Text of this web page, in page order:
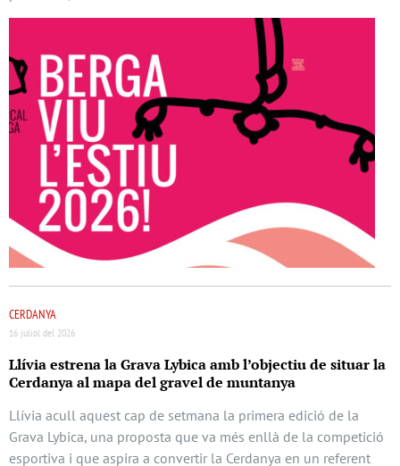
CERDANYA
16 juliol del 2026
Llívia estrena la Grava Lybica amb l’objectiu de situar la
Cerdanya al mapa del gravel de muntanya
Llívia acull aquest cap de setmana la primera edició de la
Grava Lybica, una proposta que va més enllà de la competició
esportiva i que aspira a convertir la Cerdanya en un referent